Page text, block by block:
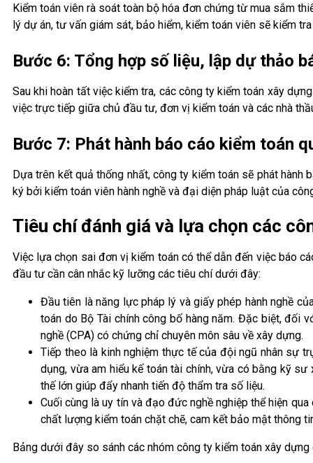
Kiểm toán viên rà soát toàn bộ hóa đơn chứng từ mua sắm
lý dự án, tư vấn giám sát, bảo hiểm, kiểm toán viên sẽ kiểm
Bước 6: Tổng hợp số liệu, lập dự thảo
Sau khi hoàn tất việc kiểm tra, các công ty kiểm toán xây
việc trực tiếp giữa chủ đầu tư, đơn vị kiểm toán và các nhà
Bước 7: Phát hành báo cáo kiểm toán
Dựa trên kết quả thống nhất, công ty kiểm toán sẽ phát
ký bởi kiểm toán viên hành nghề và đại diện pháp luật của
Tiêu chí đánh giá và lựa chọn các
Việc lựa chọn sai đơn vị kiểm toán có thể dẫn đến việc báo
đầu tư cần cân nhắc kỹ lưỡng các tiêu chí dưới đây:
Đầu tiên là năng lực pháp lý và giấy phép hành nghề
toán do Bộ Tài chính công bố hàng năm. Đặc biệt, đối
nghề (CPA) có chứng chỉ chuyên môn sâu về xây dựng.
Tiếp theo là kinh nghiệm thực tế của đội ngũ nhân sự
dụng, vừa am hiểu kế toán tài chính, vừa có bằng kỹ
thế lớn giúp đẩy nhanh tiến độ thẩm tra số liệu.
Cuối cùng là uy tín và đạo đức nghề nghiệp thể hiện
chất lượng kiểm toán chặt chẽ, cam kết bảo mật thông
Bảng dưới đây so sánh các nhóm công ty kiểm toán xây